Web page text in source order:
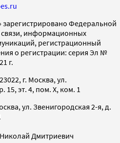
зарегистрировано Федеральной
информационных
регистрационный
о регистрации: серия Эл №
г.
г. Москва, ул.
15, эт. 4, пом. X, ком. 1
ул. Звенигородская 2-я, д.
Дмитриевич